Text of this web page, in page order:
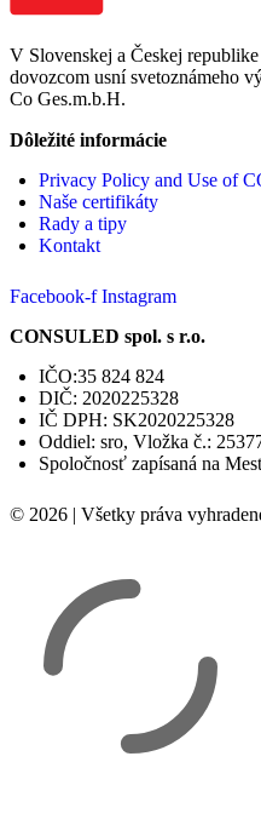
V Slovenskej a Českej
dovozcom usní svetoznámeho
Co Ges.m.b.H.
Dôležité informácie
Privacy Policy and Use of
Naše certifikáty
Rady a tipy
Kontakt
Facebook-f Instagram
CONSULED spol. s r.o.
IČO:35 824 824
DIČ: 2020225328
IČ DPH: SK2020225328
Oddiel: sro, Vložka č.:
Spoločnosť zapísaná na
© 2026 | Všetky práva